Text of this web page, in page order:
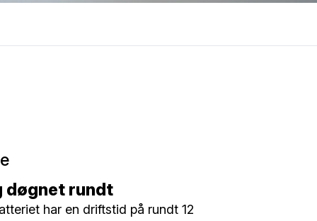
døgnet rundt
har en driftstid på rundt 12